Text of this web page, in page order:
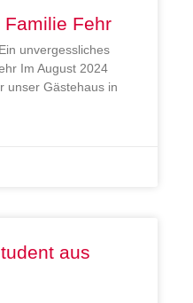
Fehr
unvergessliches
Im August 2024
unser Gästehaus in
aus